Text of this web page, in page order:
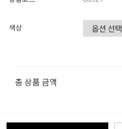
색상
총 상품 금액